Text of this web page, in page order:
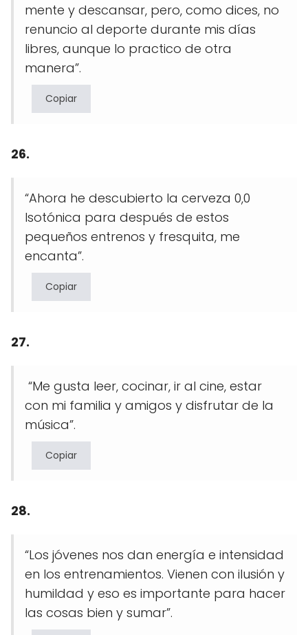
mente y descansar, pero, como dices, no
renuncio al deporte durante mis días
libres, aunque lo practico de otra
manera”.
Copiar
26.
“Ahora he descubierto la cerveza 0,0
Isotónica para después de estos
pequeños entrenos y fresquita, me
encanta”.
Copiar
27.
“Me gusta leer, cocinar, ir al cine, estar
con mi familia y amigos y disfrutar de la
música”.
Copiar
28.
“Los jóvenes nos dan energía e intensidad
en los entrenamientos. Vienen con ilusión y
humildad y eso es importante para hacer
las cosas bien y sumar”.